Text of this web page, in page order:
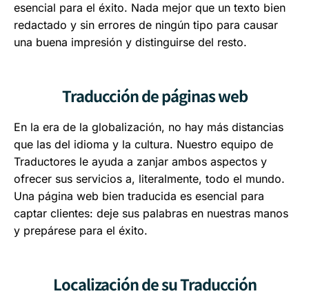
esencial para el éxito. Nada mejor que un texto bien
redactado y sin errores de ningún tipo para causar
una buena impresión y distinguirse del resto.
Traducción de páginas web
En la era de la globalización, no hay más distancias
que las del idioma y la cultura. Nuestro equipo de
Traductores le ayuda a zanjar ambos aspectos y
ofrecer sus servicios a, literalmente, todo el mundo.
Una página web bien traducida es esencial para
captar clientes: deje sus palabras en nuestras manos
y prepárese para el éxito.
Localización de su Traducción